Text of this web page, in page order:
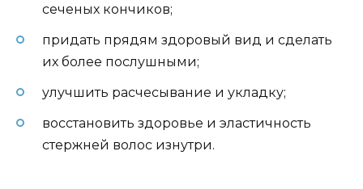
сеченых кончиков;
придать прядям здоровый вид и сделать
их более послушными;
улучшить расчесывание и укладку;
восстановить здоровье и эластичность
стержней волос изнутри.